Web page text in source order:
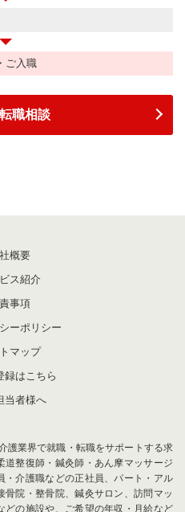
ご入職
転職相談
概要
ス紹介
事項
ーポリシー
マップ
録はこちら
当者様へ
護業界で就職・転職をサポートする求
道整復師・鍼灸師・あん摩マッサージ
介護職などの正社員、パート・アル
院・整骨院、鍼灸サロン、訪問マッ
の施設や、ご希望の年収・月給など